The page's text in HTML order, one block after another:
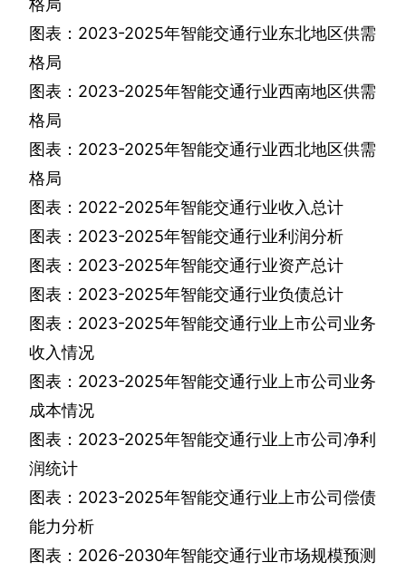
格局
图表： 2023-2025年智能交通行业东北地区供需
格局
图表： 2023-2025年智能交通行业西南地区供需
格局
图表： 2023-2025年智能交通行业西北地区供需
格局
图表： 2022-2025年智能交通行业收入总计
图表： 2023-2025年智能交通行业利润分析
图表： 2023-2025年智能交通行业资产总计
图表： 2023-2025年智能交通行业负债总计
图表： 2023-2025年智能交通行业上市公司业务
收入情况
图表： 2023-2025年智能交通行业上市公司业务
成本情况
图表： 2023-2025年智能交通行业上市公司净利
润统计
图表： 2023-2025年智能交通行业上市公司偿债
能力分析
图表： 2026-2030年智能交通行业市场规模预测